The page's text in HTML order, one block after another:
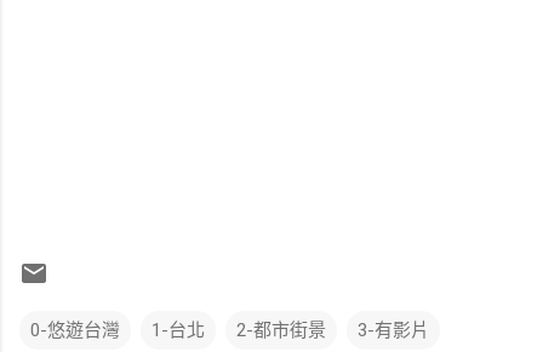
0-悠遊台灣 1-台北 2-都市街景 3-有影片